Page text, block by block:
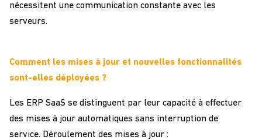
nécessitent une communication constante avec les
serveurs.
Comment les mises à jour et nouvelles fonctionnalités
sont-elles déployées ?
Les ERP SaaS se distinguent par leur capacité à effectuer
des mises à jour automatiques sans interruption de
service. Déroulement des mises à jour :